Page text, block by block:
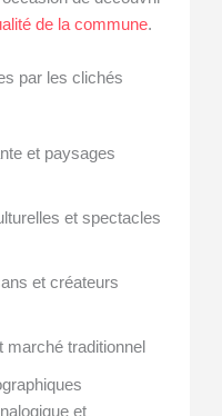
de la commune.
par les clichés
et paysages
et spectacles
et créateurs
marché traditionnel
et